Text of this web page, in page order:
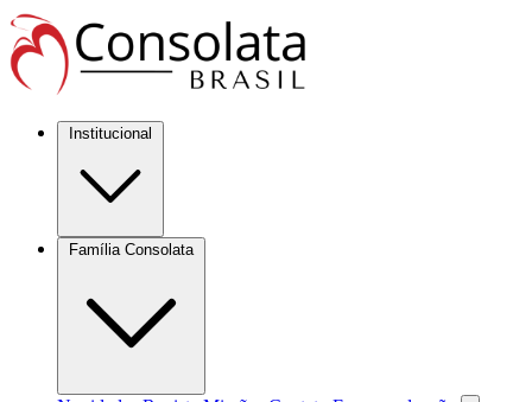
Institucional
Família Consolata